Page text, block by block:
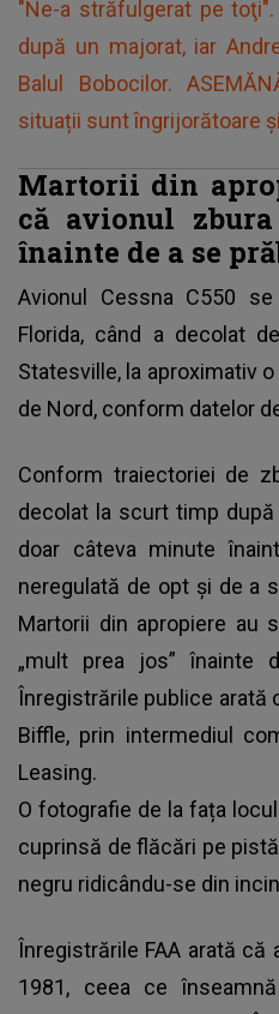
"Ne-a străfulgerat pe
după un majorat, iar
Balul Bobocilor.
situații sunt îngrijorătoare
Martorii din
că avionul
înainte de a se
Avionul Cessna C550
Florida, când a decolat
Statesville, la aproximativ
de Nord, conform datelor
Conform traiectoriei de
decolat la scurt timp
doar câteva minute
neregulată de opt și de a
Martorii din apropiere au
„mult prea jos” înainte
Înregistrările publice arată
Biffle, prin intermediul
Leasing.
O fotografie de la fața
cuprinsă de flăcări pe
negru ridicându-se din
Înregistrările FAA arată
1981, ceea ce